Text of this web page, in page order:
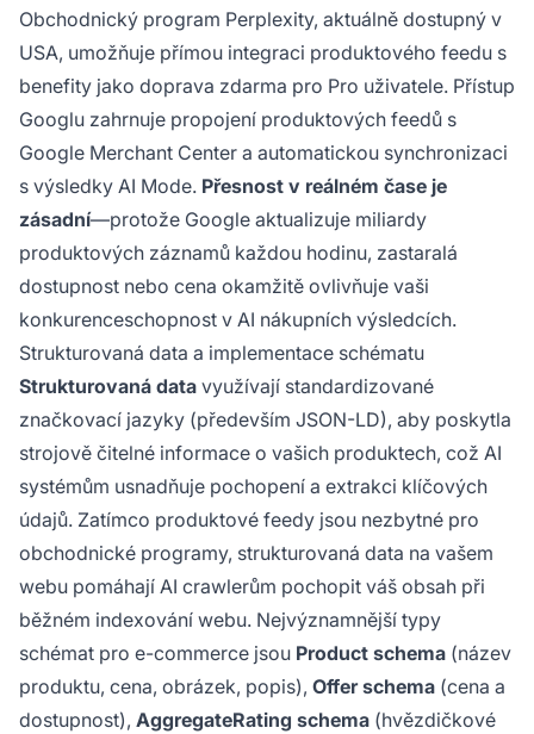
Obchodnický program Perplexity, aktuálně dostupný v
USA, umožňuje přímou integraci produktového feedu s
benefity jako doprava zdarma pro Pro uživatele. Přístup
Googlu zahrnuje propojení produktových feedů s
Google Merchant Center a automatickou synchronizaci
s výsledky AI Mode. Přesnost v reálném čase je
zásadní—protože Google aktualizuje miliardy
produktových záznamů každou hodinu, zastaralá
dostupnost nebo cena okamžitě ovlivňuje vaši
konkurenceschopnost v AI nákupních výsledcích.
Strukturovaná data a implementace schématu
Strukturovaná data využívají standardizované
značkovací jazyky (především JSON-LD), aby poskytla
strojově čitelné informace o vašich produktech, což AI
systémům usnadňuje pochopení a extrakci klíčových
údajů. Zatímco produktové feedy jsou nezbytné pro
obchodnické programy, strukturovaná data na vašem
webu pomáhají AI crawlerům pochopit váš obsah při
běžném indexování webu. Nejvýznamnější typy
schémat pro e-commerce jsou Product schema (název
produktu, cena, obrázek, popis), Offer schema (cena a
dostupnost), AggregateRating schema (hvězdičkové